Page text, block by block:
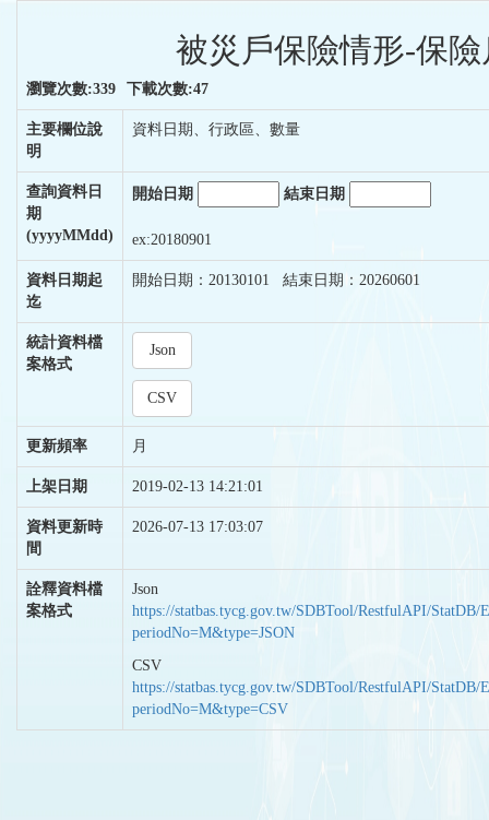
被災戶保險情形-保
瀏覽次數:339 下載次數:47
主要欄位說
明
資料日期、行政區、數量
查詢資料日
期
(yyyyMMdd)
開始日期 結束日期
ex:20180901
資料日期起
迄
開始日期：20130101 結束日期：20260601
統計資料檔
案格式
Json
CSV
更新頻率 月
上架日期 2019-02-13 14:21:01
資料更新時
間
2026-07-13 17:03:07
詮釋資料檔
案格式
Json
https://statbas.tycg.gov.tw/SDBTool/RestfulAPI/StatDB/
periodNo=M&type=JSON
CSV
https://statbas.tycg.gov.tw/SDBTool/RestfulAPI/StatDB/
periodNo=M&type=CSV